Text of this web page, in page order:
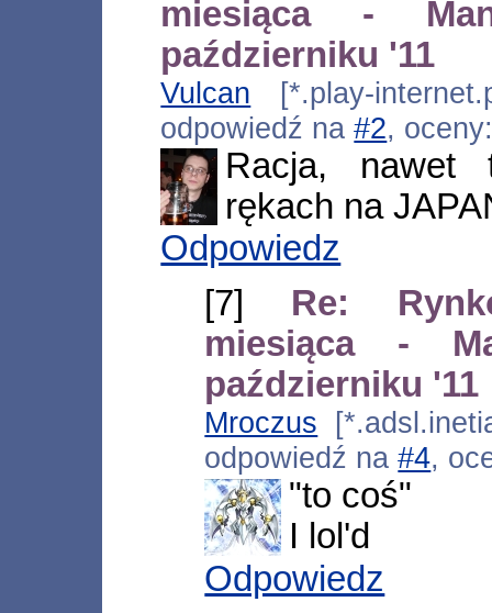
miesiąca -
październiku '11
Vulcan [*.play-
odpowiedź na#2,
Racja, nawet
rękach na
Odpowiedz
[7] Re:
miesiąca -
październiku '11
Mroczus
odpowiedź na#4,
"to coś"
I lol'd
Odpowiedz